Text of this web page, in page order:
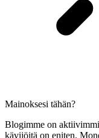
Mainoksesi tähän?
Blogimme on
kävijöitä on eniten.